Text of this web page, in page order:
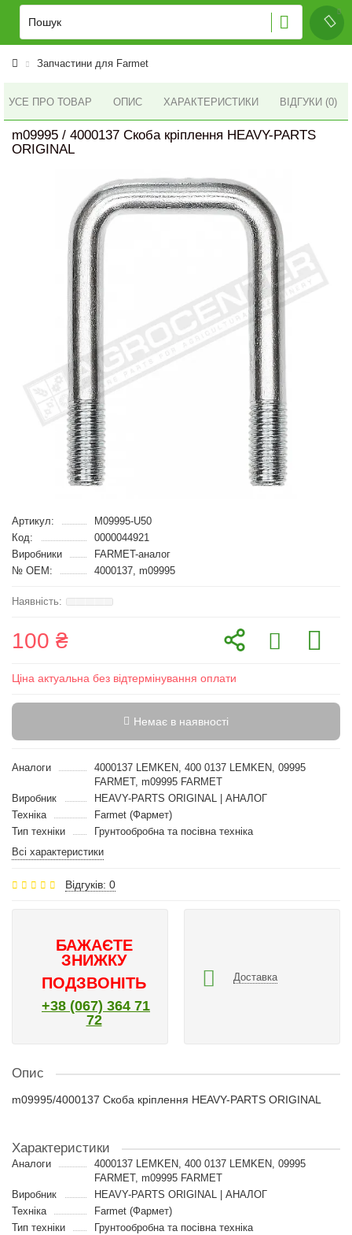
Запчастини для Farmet
УСЕ ПРО ТОВАР ОПИС ХАРАКТЕРИСТИКИ ВІДГУКИ (0)
m09995 / 4000137 Скоба кріплення HEAVY-PARTS
ORIGINAL
Артикул:
M09995-U50
Код:
0000044921
Виробники
FARMET-аналог
№ OEM:
4000137, m09995
100 ₴
Ціна актуальна без відтермінування оплати
Немає в наявності
Аналоги
4000137 LEMKEN, 400 0137 LEMKEN, 09995
FARMET, m09995 FARMET
Виробник
HEAVY-PARTS ORIGINAL | АНАЛОГ
Техніка
Farmet (Фармет)
Тип техніки
Грунтообробна та посівна техніка
Всі характеристики
Відгуків: 0
БАЖАЄТЕ
ЗНИЖКУ
ПОДЗВОНІТЬ
+38 (067) 364 71
72
Доставка
Опис
m09995/4000137 Скоба кріплення HEAVY-PARTS ORIGINAL
Характеристики
Аналоги
4000137 LEMKEN, 400 0137 LEMKEN, 09995
FARMET, m09995 FARMET
Виробник
HEAVY-PARTS ORIGINAL | АНАЛОГ
Техніка
Farmet (Фармет)
Тип техніки
Грунтообробна та посівна техніка